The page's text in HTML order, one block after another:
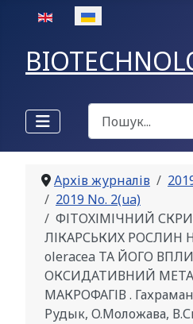
Оберіть свою мову
Пошук
Архів журналів
2019 No. 2(ua)
ФІТОХІМІЧНИЙ
ЛІКАРСЬКИХ РОСЛИН
oleracea ТА ЙОГО
ОКСИДАТИВНИЙ
МАКРОФАГІВ .
Рудык, O.Моложава,